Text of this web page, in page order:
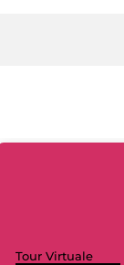
Tour Virtuale